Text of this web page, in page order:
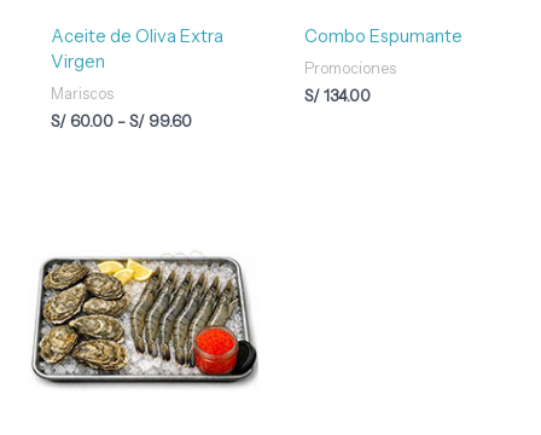
Aceite de Oliva Extra
Virgen
Mariscos
S/60.00 - S/99.60
Combo Espumante
Promociones
S/134.00